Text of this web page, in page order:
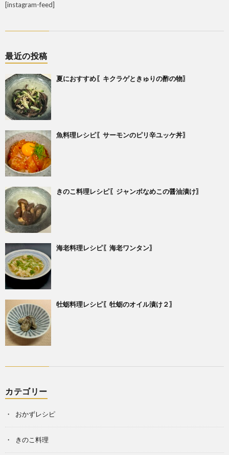
[instagram-feed]
最近の投稿
夏におすすめ〖キクラゲときゅりの酢の物〗
魚料理レシピ〖サーモンのピリ辛ユッケ丼〗
きのこ料理レシピ〖ジャンボなめこの醤油漬け〗
海老料理レシピ〖海老ワンタン〗
牡蛎料理レシピ〖牡蛎のオイル漬け２〗
カテゴリー
おかずレシピ
きのこ料理